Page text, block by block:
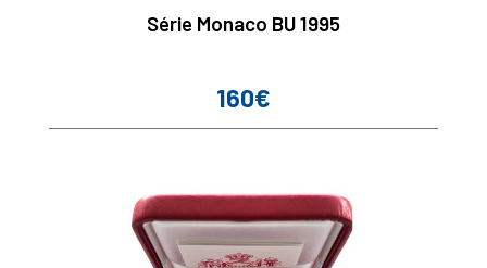
Série Monaco BU 1995
Prix
160€